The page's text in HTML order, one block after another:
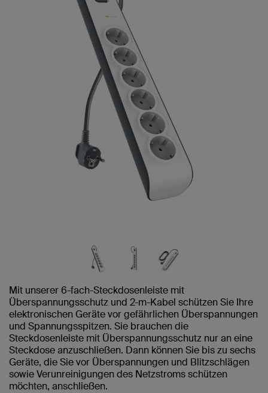
Mit unserer 6-fach-Steckdosenleiste mit
Überspannungsschutz und 2-m-Kabel schützen Sie Ihre
elektronischen Geräte vor gefährlichen Überspannungen
und Spannungsspitzen. Sie brauchen die
Steckdosenleiste mit Überspannungsschutz nur an eine
Steckdose anzuschließen. Dann können Sie bis zu sechs
Geräte, die Sie vor Überspannungen und Blitzschlägen
sowie Verunreinigungen des Netzstroms schützen
möchten, anschließen.